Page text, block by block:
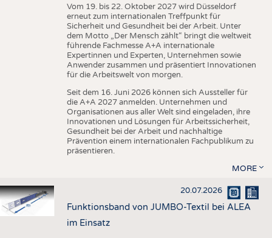
Vom 19. bis 22. Oktober 2027 wird Düsseldorf
erneut zum internationalen Treffpunkt für
Sicherheit und Gesundheit bei der Arbeit. Unter
dem Motto „Der Mensch zählt“ bringt die weltweit
führende Fachmesse A+A internationale
Expertinnen und Experten, Unternehmen sowie
Anwender zusammen und präsentiert Innovationen
für die Arbeitswelt von morgen.
Seit dem 16. Juni 2026 können sich Aussteller für
die A+A 2027 anmelden. Unternehmen und
Organisationen aus aller Welt sind eingeladen, ihre
Innovationen und Lösungen für Arbeitssicherheit,
Gesundheit bei der Arbeit und nachhaltige
Prävention einem internationalen Fachpublikum zu
präsentieren.
MORE
20.07.2026
Funktionsband von JUMBO-Textil bei ALEA
im Einsatz